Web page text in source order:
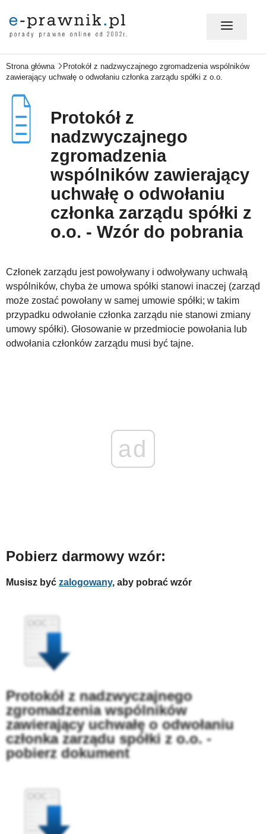
MÓJ E-PRAWNIK - LOGOWANIE
PORADY PRAWNE ONLINE
PRAWO NA CO DZIEŃ
PRAWO W BIZNESIE
WZORY DOKUMENTÓW
FORUM PRAWNE
Strona główna
Protokół z nadzwyczajnego zgromadzenia wspólników
zawierający uchwałę o odwołaniu członka zarządu spółki z o.o.
Protokół z
nadzwyczajnego
zgromadzenia
wspólników zawierający
uchwałę o odwołaniu
członka zarządu spółki z
o.o. - Wzór do pobrania
Członek zarządu jest powoływany i odwoływany uchwałą
wspólników, chyba że umowa spółki stanowi inaczej (zarząd
może zostać powołany w samej umowie spółki; w takim
przypadku odwołanie członka zarządu nie stanowi zmiany
umowy spółki). Głosowanie w przedmiocie powołania lub
odwołania członków zarządu musi być tajne.
ad
Pobierz darmowy wzór:
Musisz być zalogowany, aby pobrać wzór
Protokół z nadzwyczajnego
zgromadzenia wspólników
zawierający uchwałę o odwołaniu
członka zarządu spółki z o.o. -
pobierz dokument